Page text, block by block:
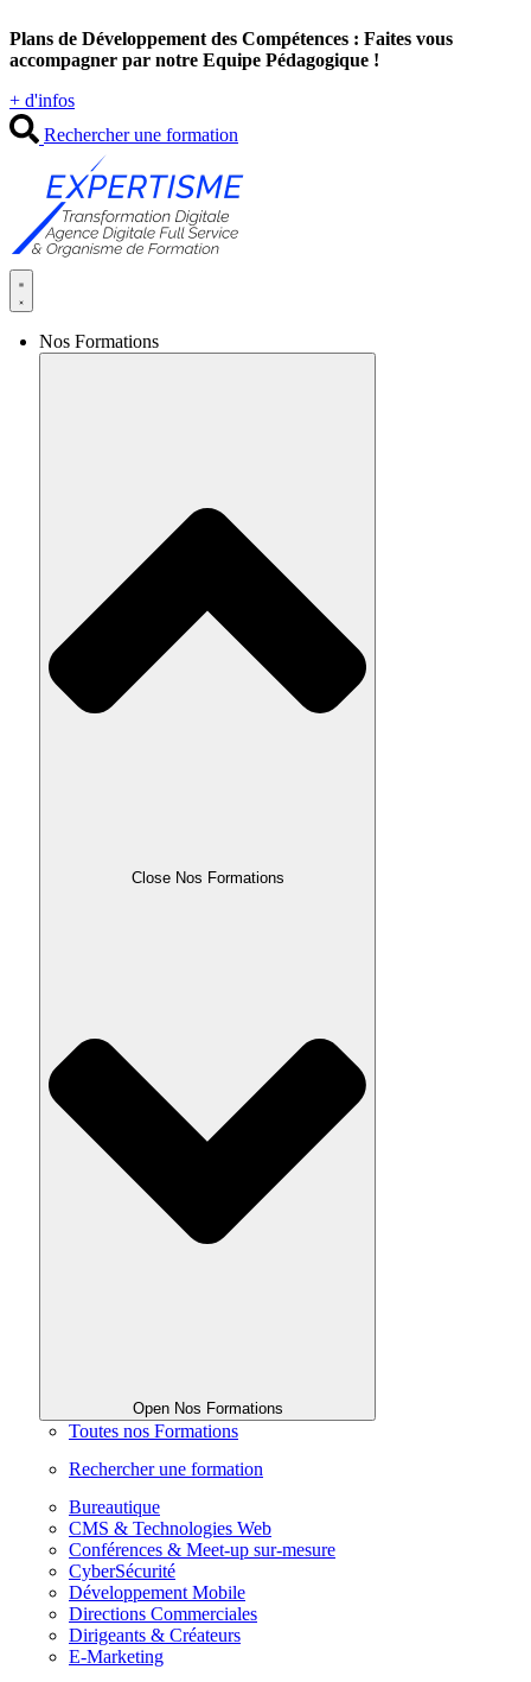
au
contenu
Plans de Développement des Compétences : Faites vous
accompagner par notre Equipe Pédagogique !
+ d'infos
Rechercher une formation
Nos Formations
Close Nos Formations
Open Nos Formations
Toutes nos Formations
Rechercher une formation
Bureautique
CMS & Technologies Web
Conférences & Meet-up sur-mesure
CyberSécurité
Développement Mobile
Directions Commerciales
Dirigeants & Créateurs
E-Marketing